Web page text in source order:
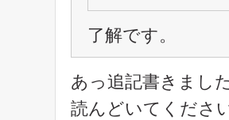
了解です。
あっ追記書きまし
読んどいてくださ